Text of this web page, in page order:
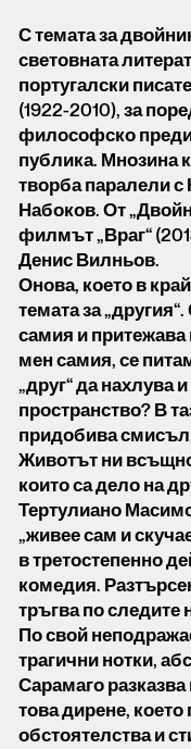
С темата за
световната
португалски
(1922-2010), за
философско
публика. Мнозина
творба паралели с
Набоков. От
филмът „Враг“
Денис Вилньов.
Онова, което в
темата за
самия и
мен самия, се
„друг“ да нахлува
пространство? В
придобива
Животът ни
които са дело на
Тертулиано
„живее сам и
в третостепенно
комедия.
тръгва по следите
По свой
трагични нотки,
Сарамаго
това дирене,
обстоятелства и